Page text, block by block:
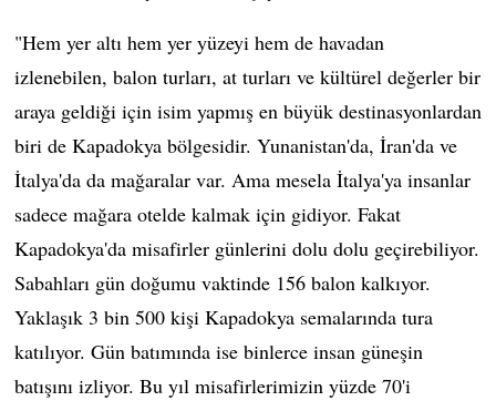
"Hem yer altı hem yer yüzeyi hem de havadan
izlenebilen, balon turları, at turları ve kültürel değerler bir
araya geldiği için isim yapmış en büyük destinasyonlardan
biri de Kapadokya bölgesidir. Yunanistan'da, İran'da ve
İtalya'da da mağaralar var. Ama mesela İtalya'ya insanlar
sadece mağara otelde kalmak için gidiyor. Fakat
Kapadokya'da misafirler günlerini dolu dolu geçirebiliyor.
Sabahları gün doğumu vaktinde 156 balon kalkıyor.
Yaklaşık 3 bin 500 kişi Kapadokya semalarında tura
katılıyor. Gün batımında ise binlerce insan güneşin
batışını izliyor. Bu yıl misafirlerimizin yüzde 70'i